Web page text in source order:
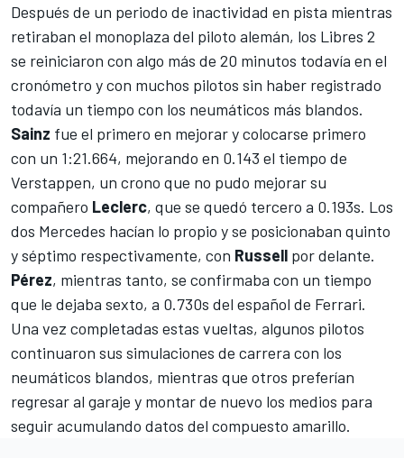
Después de un periodo de inactividad en pista mientras
retiraban el monoplaza del piloto alemán, los Libres 2
se reiniciaron con algo más de 20 minutos todavía en el
cronómetro y con muchos pilotos sin haber registrado
todavía un tiempo con los neumáticos más blandos.
Sainz fue el primero en mejorar y colocarse primero
con un 1:21.664, mejorando en 0.143 el tiempo de
Verstappen, un crono que no pudo mejorar su
compañero Leclerc, que se quedó tercero a 0.193s. Los
dos Mercedes hacían lo propio y se posicionaban quinto
y séptimo respectivamente, con Russell por delante.
Pérez, mientras tanto, se confirmaba con un tiempo
que le dejaba sexto, a 0.730s del español de Ferrari.
Una vez completadas estas vueltas, algunos pilotos
continuaron sus simulaciones de carrera con los
neumáticos blandos, mientras que otros preferían
regresar al garaje y montar de nuevo los medios para
seguir acumulando datos del compuesto amarillo.